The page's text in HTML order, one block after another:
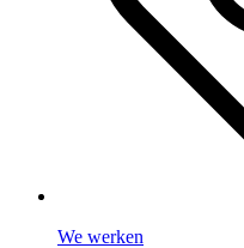
We werken